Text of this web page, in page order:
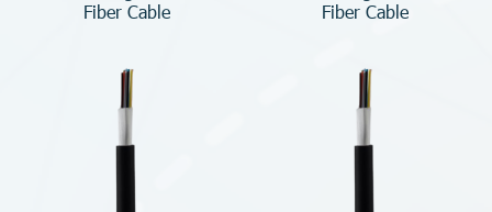
Fiber Cable
Fiber Cable